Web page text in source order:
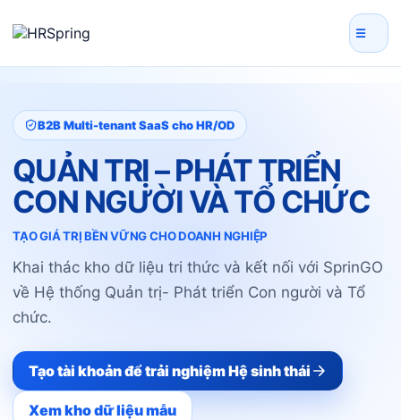
☰
B2B Multi-tenant SaaS cho HR/OD
QUẢN TRỊ – PHÁT TRIỂN
CON NGƯỜI VÀ TỔ CHỨC
TẠO GIÁ TRỊ BỀN VỮNG CHO DOANH NGHIỆP
Khai thác kho dữ liệu tri thức và kết nối với SprinGO
về Hệ thống Quản trị- Phát triển Con người và Tổ
chức.
Tạo tài khoản để trải nghiệm Hệ sinh thái
Xem kho dữ liệu mẫu